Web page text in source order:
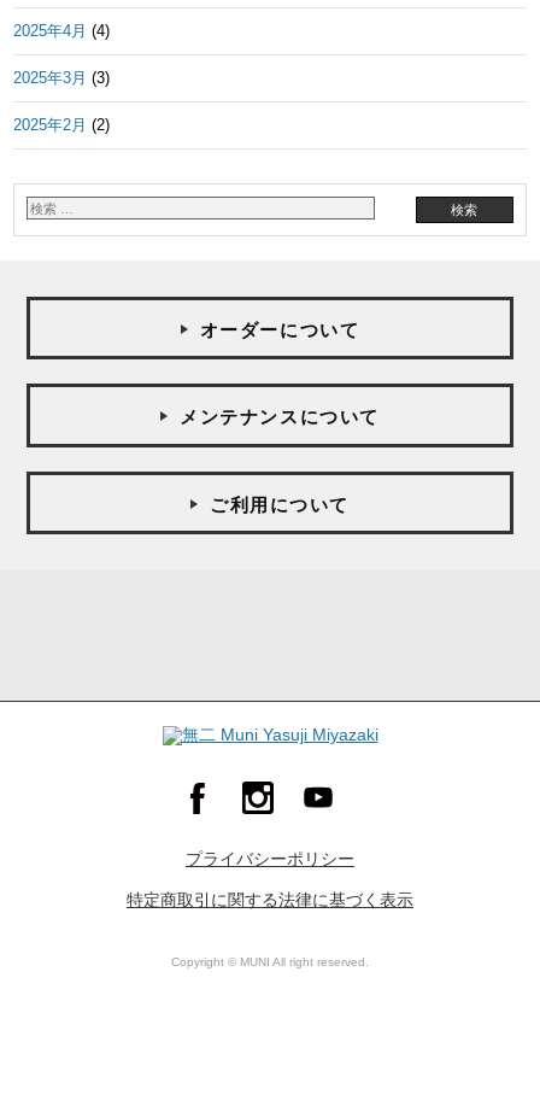
2025年4月 (4)
2025年3月 (3)
2025年2月 (2)
オーダーについて
メンテナンスについて
ご利用について
プライバシーポリシー
特定商取引に関する法律に基づく表示
Copyright © MUNI All right reserved.